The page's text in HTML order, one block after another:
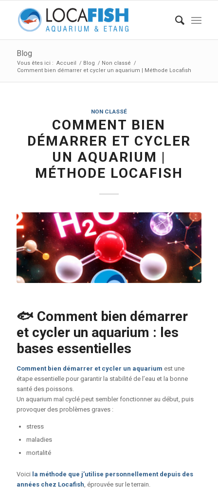
Blog
Vous êtes ici : Accueil / Blog / Non classé /
Comment bien démarrer et cycler un aquarium | Méthode Locafish
NON CLASSÉ
COMMENT BIEN
DÉMARRER ET CYCLER
UN AQUARIUM |
MÉTHODE LOCAFISH
🐟 Comment bien démarrer
et cycler un aquarium : les
bases essentielles
Comment bien démarrer et cycler un aquarium est une
étape essentielle pour garantir la stabilité de l’eau et la bonne
santé des poissons.
Un aquarium mal cyclé peut sembler fonctionner au début, puis
provoquer des problèmes graves :
stress
maladies
mortalité
Voici la méthode que j’utilise personnellement depuis des
années chez Locafish , éprouvée sur le terrain.